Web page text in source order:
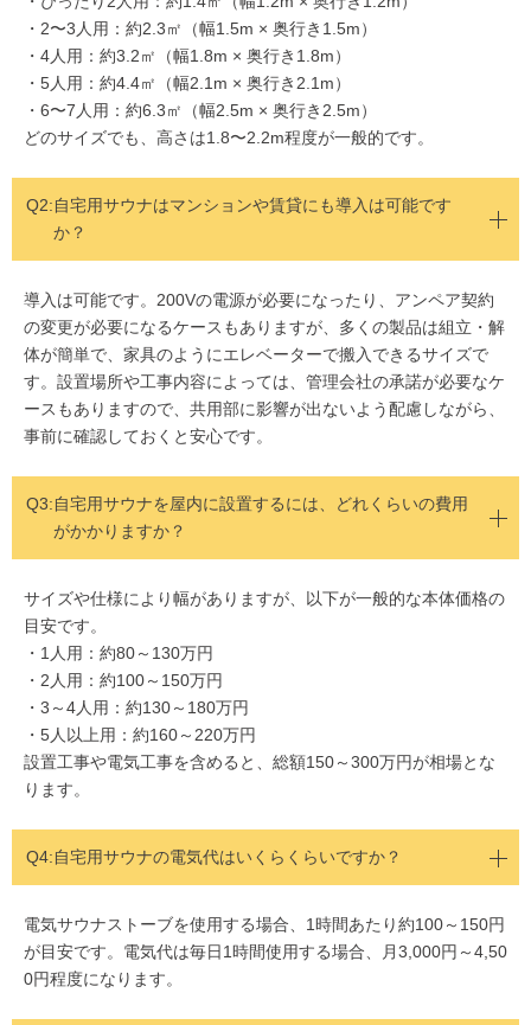
・2〜3人用：約2.3㎡（幅1.5m × 奥行き1.5m）
・4人用：約3.2㎡（幅1.8m × 奥行き1.8m）
・5人用：約4.4㎡（幅2.1m × 奥行き2.1m）
・6〜7人用：約6.3㎡（幅2.5m × 奥行き2.5m）
どのサイズでも、高さは1.8〜2.2m程度が一般的です。
Q2:自宅用サウナはマンションや賃貸にも導入は可能です
か？
導入は可能です。200Vの電源が必要になったり、アンペア契約
の変更が必要になるケースもありますが、多くの製品は組立・解
体が簡単で、家具のようにエレベーターで搬入できるサイズで
す。設置場所や工事内容によっては、管理会社の承諾が必要なケ
ースもありますので、共用部に影響が出ないよう配慮しながら、
事前に確認しておくと安心です。
Q3:自宅用サウナを屋内に設置するには、どれくらいの費用
がかかりますか？
サイズや仕様により幅がありますが、以下が一般的な本体価格の
目安です。
・1人用：約80～130万円
・2人用：約100～150万円
・3～4人用：約130～180万円
・5人以上用：約160～220万円
設置工事や電気工事を含めると、総額150～300万円が相場とな
ります。
Q4:自宅用サウナの電気代はいくらくらいですか？
電気サウナストーブを使用する場合、1時間あたり約100～150円
が目安です。電気代は毎日1時間使用する場合、月3,000円～4,50
0円程度になります。